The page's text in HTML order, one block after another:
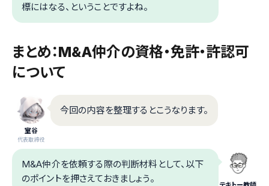
標にはなる、ということですよね。
まとめ：M&A仲介の資格・免許・許認可
について
室谷
代表取締役
今回の内容を整理するとこうなります。
M&A仲介を依頼する際の判断材料として、以下
のポイントを押さえておきましょう。